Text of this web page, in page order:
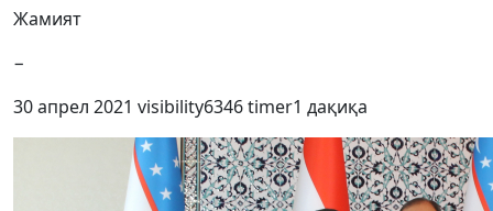
Жамият
−
30 апрел 2021 visibility6346timer1 дақиқа